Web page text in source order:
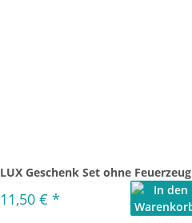
LUX Geschenk Set ohne Feuerzeug
11,50 € *